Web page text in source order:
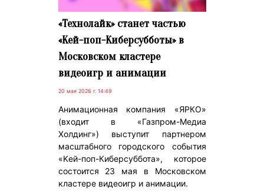
«Технолайк» станет частью
«Kей-поп-Киберсубботы» в
Московском кластере
видеоигр и анимации
20 мая 2026 г. 14:49
Анимационная компания «ЯРКО»
(входит в «Газпром-Медиа
Холдинг») выступит партнером
масштабного городского события
«Kей-поп-Киберсуббота», которое
состоится 23 мая в Московском
кластере видеоигр и анимации.